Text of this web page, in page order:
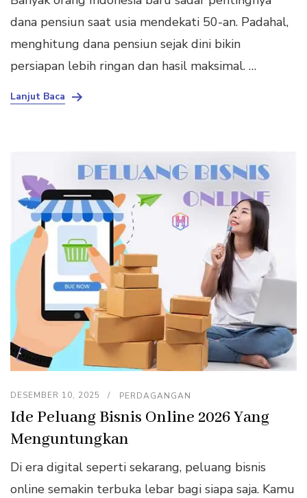
dana pensiun saat usia mendekati 50-an. Padahal,
menghitung dana pensiun sejak dini bikin
persiapan lebih ringan dan hasil maksimal. …
Lanjut Baca
DESEMBER 10, 2025 PERDAGANGAN
Ide Peluang Bisnis Online 2026 Yang
Menguntungkan
Di era digital seperti sekarang, peluang bisnis
online semakin terbuka lebar bagi siapa saja. Kamu